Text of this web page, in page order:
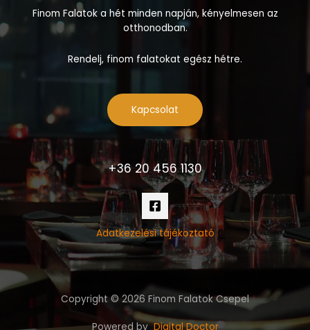
Finom Falatok a hét minden napján, kényelmesen az
otthonodban.
Rendelj, finom falatokat egész hétre.
Kapcsolat
+36 20 456 1130
Adatkezelési tájékoztató
Copyright © 2026 Finom Falatok Csepel
Powered byDigital Doctor